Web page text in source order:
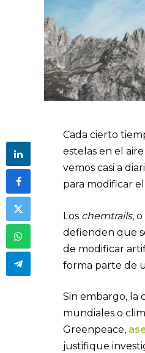
Cada cierto
estelas en el
vemos casi a
para modificar el
Los chemtrails,
defienden que
de modificar
forma parte de
Sin embargo, la
mundiales o
Greenpeace,
justifique